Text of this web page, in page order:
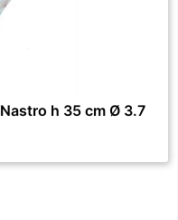
h 35 cm Ø 3.7